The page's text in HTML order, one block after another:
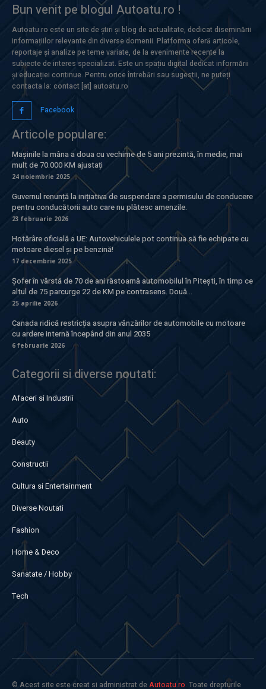
Bun venit pe blogul Autoatu.ro !
Autoatu.ro este un site de știri și blog de actualitate, dedicat diseminării
informațiilor relevante din diverse domenii. Platforma oferă articole,
reportaje și analize pe teme variate, de la evenimente recente la
subiecte de interes specializat. Este un spațiu digital dedicat informării
și educației continue. Pentru orice întrebări sau sugestii, ne puteți
contacta la: contact [at] autoatu.ro
Facebook
Articole populare:
Mașinile la mâna a doua cu vechime de 5 ani prezintă, în medie, mai
mult de 70.000 KM ajustați
24 noiembrie 2025
Guvernul renunță la inițiativa de suspendare a permisului de conducere
pentru conducătorii auto care nu plătesc amenzile.
23 februarie 2026
Hotărâre oficială a UE: Autovehiculele pot continua să fie echipate cu
motoare diesel și pe benzină!
17 decembrie 2025
Șofer în vârstă de 70 de ani răstoarnă automobilul în Pitești, în timp ce
altul de 75 parcurge 22 de KM pe contrasens. Două...
25 aprilie 2026
Canada ridică restricția asupra vânzărilor de automobile cu motoare
cu ardere internă începând din anul 2035
6 februarie 2026
Categorii si diverse noutati:
Afaceri si Industrii
Auto
Beauty
Constructii
Cultura si Entertainment
Diverse Noutati
Fashion
Home & Deco
Sanatate / Hobby
Tech
© Acest site este creat si administrat deAutoatu.ro. Toate drepturile